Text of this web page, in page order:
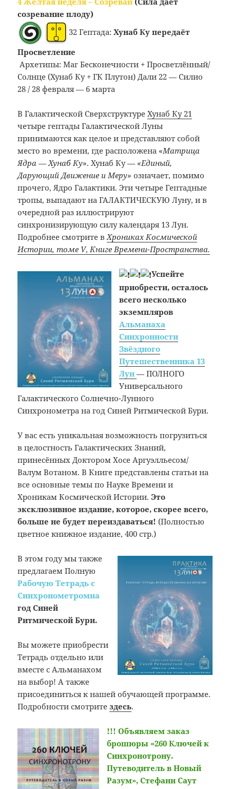
созревание плоду)
32 Гептада:Хунаб Ку передаёт
Просветление
Архетипы: Маг Бесконечности + Просветлённый/
Солнце (Хунаб Ку + ГК Плутон) Дали 22 — Силио
28 / 28 февраля — 6 марта
В Галактической СверхструктуреХунаб Ку 21
четыре гептады Галактической Луны
принимаются как целое и представляют собой
место во времени, где расположена «Матрица
Ядра — Хунаб Ку». Хунаб Ку— «Единый,
Дарующий Движение и Меру» означает, помимо
прочего, Ядро Галактики. Эти четыре Гептадные
тропы, выпадают на ГАЛАКТИЧЕСКУЮ Луну, и в
очередной раз иллюстрируют
синхронизирующую силу календаря 13 Лун.
Подробнее смотрите вХрониках Космической
Истории, томе V, Книге Времени-Пространства.
Успейте
приобрести, осталось
всего несколько
экземпляров
Альманаха
Синхронности
Звёздного
Путешественника 13
Лун — ПОЛНОГО
Универсального
Галактического Солнечно-Лунного
Синхронометра на год Синей Ритмической Бури.
У вас есть уникальная возможность погрузиться
в целостность Галактических Знаний,
принесённых Доктором Хосе Аргуэлльесом/
Валум Вотаном. В Книге представлены статьи на
все основные темы по Науке Времени и
Хроникам Космической Истории.Это
эксклюзивное издание, которое, скорее всего,
больше не будет переиздаваться! (Полностью
цветное книжное издание, 400 стр.)
В этом году мы также
предлагаем Полную
Рабочую Тетрадь с
Синхронометромна
год Синей
Ритмической Бури.
Вы можете приобрести
Тетрадь отдельно или
вместе с Альманахом
на выбор! А также
присоединиться к нашей обучающей программе.
Подробности смотритездесь.
!!! Объявляем заказ
брошюры «260 Ключей к
Синхронотрону.
Путеводитель в Новый
Разум», Стефани Саут